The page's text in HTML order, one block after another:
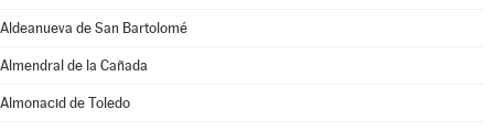
Aldeanueva de San Bartolomé
Almendral de la Cañada
Almonacid de Toledo